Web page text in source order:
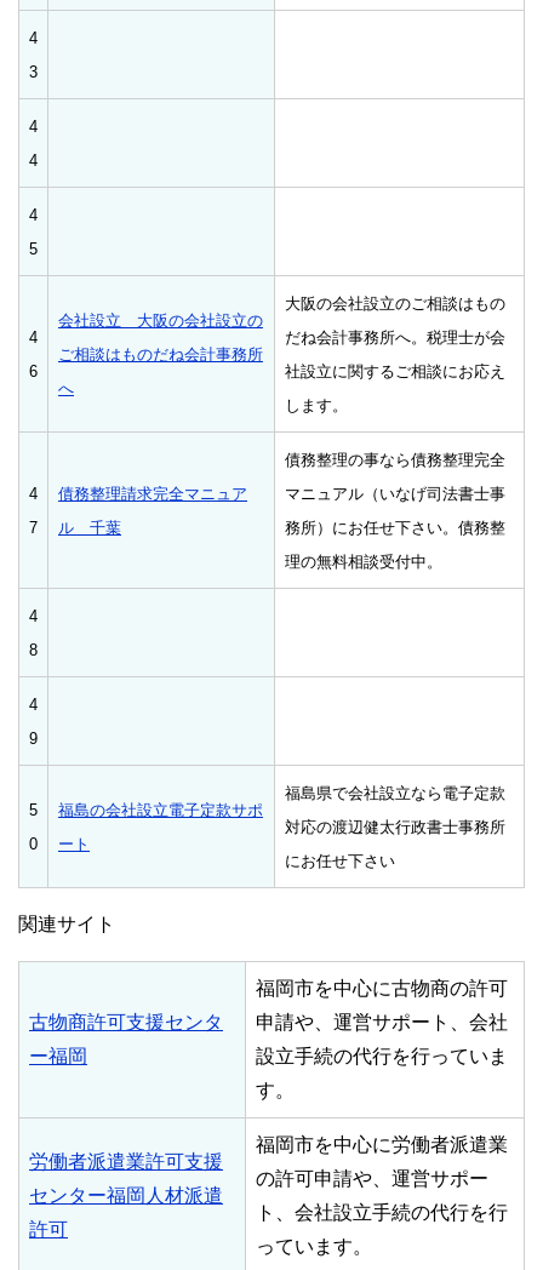
4
3
4
4
4
5
4
6
会社設立 大阪の会社設立の
ご相談はものだね会計事務所
へ
大阪の会社設立のご相談はもの
だね会計事務所へ。税理士が会
社設立に関するご相談にお応え
します。
4
7
債務整理請求完全マニュア
ル 千葉
債務整理の事なら債務整理完全
マニュアル（いなげ司法書士事
務所）にお任せ下さい。債務整
理の無料相談受付中。
4
8
4
9
5
0
福島の会社設立電子定款サポ
ート
福島県で会社設立なら電子定款
対応の渡辺健太行政書士事務所
にお任せ下さい
関連サイト
古物商許可支援センタ
ー福岡
福岡市を中心に古物商の許可
申請や、運営サポート、会社
設立手続の代行を行っていま
す。
労働者派遣業許可支援
センター福岡人材派遣
許可
福岡市を中心に労働者派遣業
の許可申請や、運営サポー
ト、会社設立手続の代行を行
っています。